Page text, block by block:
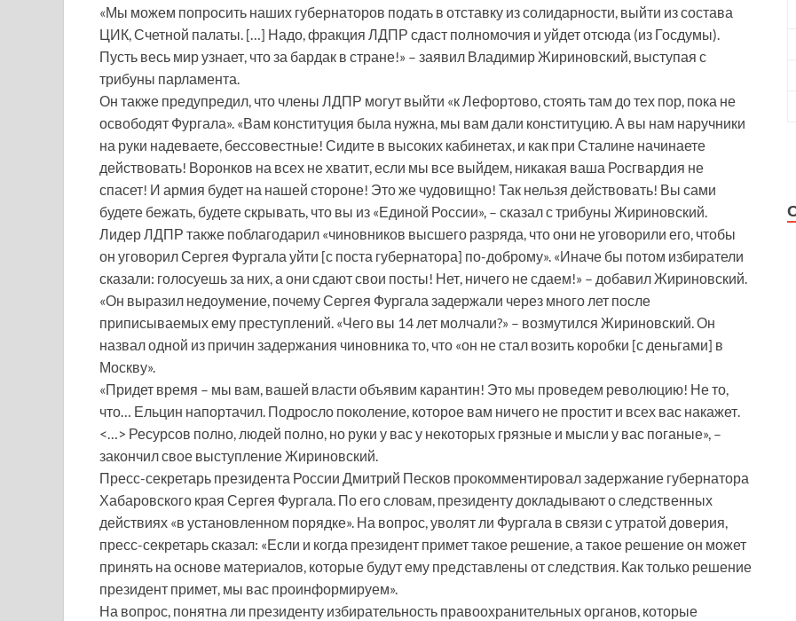
«Мы можем попросить наших губернаторов подать в отставку из солидарности, выйти из состава
ЦИК, Счетной палаты. […] Надо, фракция ЛДПР сдаст полномочия и уйдет отсюда (из Госдумы).
Пусть весь мир узнает, что за бардак в стране!» – заявил Владимир Жириновский, выступая с
трибуны парламента.
Он также предупредил, что члены ЛДПР могут выйти «к Лефортово, стоять там до тех пор, пока не
освободят Фургала». «Вам конституция была нужна, мы вам дали конституцию. А вы нам наручники
на руки надеваете, бессовестные! Сидите в высоких кабинетах, и как при Сталине начинаете
действовать! Воронков на всех не хватит, если мы все выйдем, никакая ваша Росгвардия не
спасет! И армия будет на нашей стороне! Это же чудовищно! Так нельзя действовать! Вы сами
будете бежать, будете скрывать, что вы из «Единой России», – сказал с трибуны Жириновский.
Лидер ЛДПР также поблагодарил «чиновников высшего разряда, что они не уговорили его, чтобы
он уговорил Сергея Фургала уйти [с поста губернатора] по-доброму». «Иначе бы потом избиратели
сказали: голосуешь за них, а они сдают свои посты! Нет, ничего не сдаем!» – добавил Жириновский.
«Он выразил недоумение, почему Сергея Фургала задержали через много лет после
приписываемых ему преступлений. «Чего вы 14 лет молчали?» – возмутился Жириновский. Он
назвал одной из причин задержания чиновника то, что «он не стал возить коробки [с деньгами] в
Москву».
«Придет время – мы вам, вашей власти объявим карантин! Это мы проведем революцию! Не то,
что… Ельцин напортачил. Подросло поколение, которое вам ничего не простит и всех вас накажет.
<…> Ресурсов полно, людей полно, но руки у вас у некоторых грязные и мысли у вас поганые», –
закончил свое выступление Жириновский.
Пресс-секретарь президента России Дмитрий Песков прокомментировал задержание губернатора
Хабаровского края Сергея Фургала. По его словам, президенту докладывают о следственных
действиях «в установленном порядке». На вопрос, уволят ли Фургала в связи с утратой доверия,
пресс-секретарь сказал: «Если и когда президент примет такое решение, а такое решение он может
принять на основе материалов, которые будут ему представлены от следствия. Как только решение
президент примет, мы вас проинформируем».
На вопрос, понятна ли президенту избирательность правоохранительных органов, которые